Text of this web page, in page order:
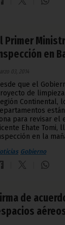
Primer
en
03, 2014
que el
de
Continental,
para revisar el
Ehate Tomi,
en la
Gobierno
de